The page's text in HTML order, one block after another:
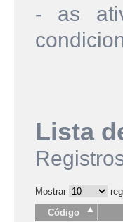
- as
Lista
Mostrar
Código